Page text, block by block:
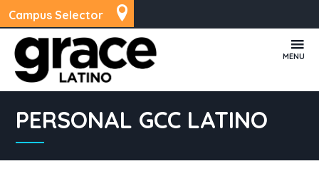
Campus Selector
MENU
PERSONAL GCC LATINO